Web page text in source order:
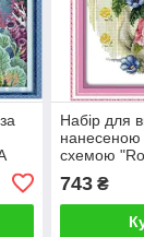
Набір для
нанесеною
схемою
37*46 см
743₴